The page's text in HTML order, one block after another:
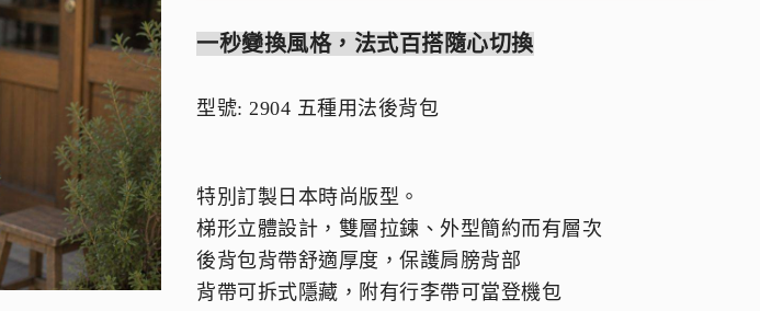
一秒變換風格，法式百搭隨心切換
型號: 2904 五種用法後背包
特別訂製日本時尚版型。
梯形立體設計，雙層拉鍊、外型簡約而有層次
後背包背帶舒適厚度，保護肩膀背部
背帶可拆式隱藏，附有行李帶可當登機包